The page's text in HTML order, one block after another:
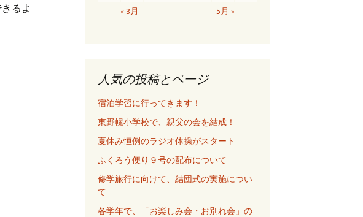
るよ
« 3月
5月 »
人気の投稿とページ
宿泊学習に行ってきます！
東野幌小学校で、親父の会を結成！
夏休み恒例のラジオ体操がスタート
ふくろう便り９号の配布について
修学旅行に向けて、結団式の実施につい
て
各学年で、「お楽しみ会・お別れ会」の